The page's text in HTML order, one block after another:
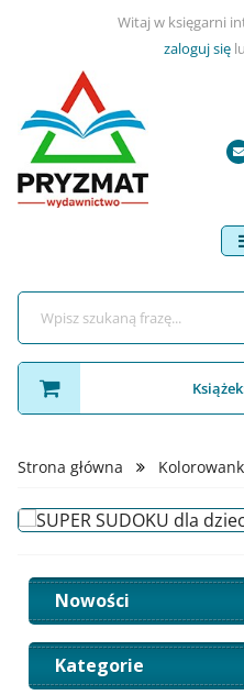
Witaj w księgarni
zaloguj się
Strona główna
Nowości
Kategorie